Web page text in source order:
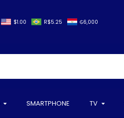
$1.00 ₲6,000
R$5.25
SMARTPHONE TV